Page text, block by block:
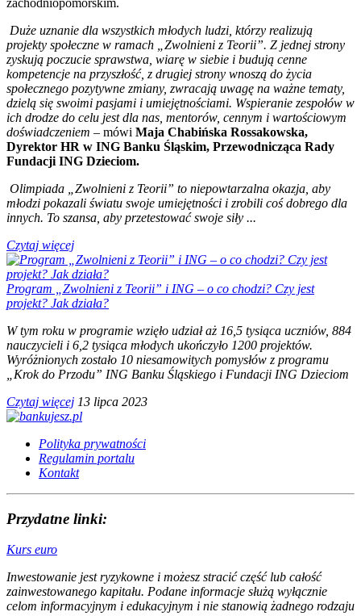
Duże uznanie dla wszystkich młodych ludzi, którzy realizują
projekty społeczne w ramach „Zwolnieni z Teorii”. Z jednej strony
zyskują poczucie sprawstwa, wiarę w siebie i budują cenne
kompetencje na przyszłość, z drugiej strony wnoszą do życia
społecznego pozytywne zmiany, zwracają uwagę na ważne tematy,
dzielą się swoimi pasjami i umiejętnościami. Wspieranie zespołów w
ich drodze do celu jest dla nas, mentorów, cennym i wartościowym
doświadczeniem – mówi Maja Chabińska Rossakowska,
Dyrektor HR w ING Banku Śląskim, Przewodnicząca Rady
Fundacji ING Dzieciom.
Olimpiada „Zwolnieni z Teorii” to niepowtarzalna okazja, aby
młodzi pokazali światu swoje umiejętności i zrobili coś dobrego dla
innych. To szansa, aby przetestować swoje siły ...
Czytaj więcej
Program „Zwolnieni z Teorii” i ING – o co chodzi? Czy jest
projekt? Jak działa?
W tym roku w programie wzięło udział aż 16,5 tysiąca uczniów, 884
nauczycieli i 6,2 tysiąca młodych ukończyło 1200 projektów.
Wyróżnionych zostało 10 niesamowitych pomysłów z programu
„Krok do Przodu” ING Banku Śląskiego i Fundacji ING Dzieciom
Czytaj więcej 13 lipca 2023
Polityka prywatności
Regulamin portalu
Kontakt
Przydatne linki:
Kurs euro
Inwestowanie jest ryzykowne i możesz stracić część lub całość
zainwestowanego kapitału. Podane informacje służą wyłącznie
celom informacyjnym i edukacyjnym i nie stanowią żadnego rodzaju